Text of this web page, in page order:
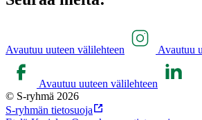
Avautuu uuteen välilehteen Avautuu
Avautuu uuteen välilehteen
© S-ryhmä 2026
S-ryhmän tietosuoja